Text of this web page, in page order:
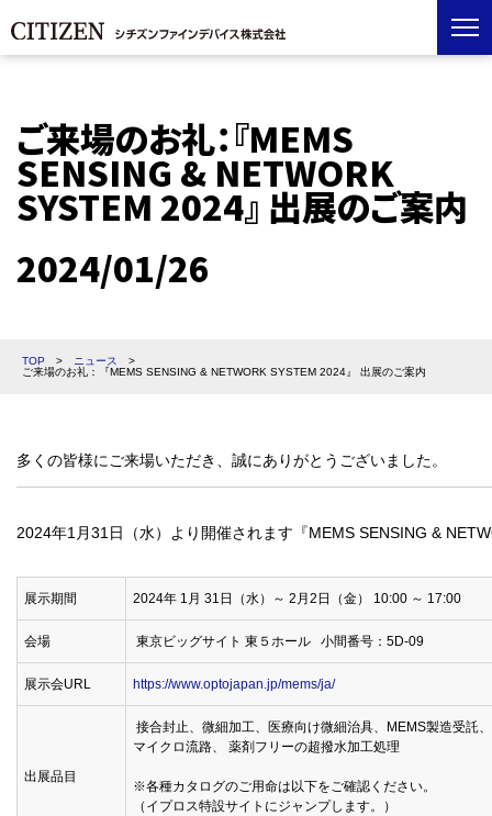
ご来場のお礼：『MEMS
SENSING & NETWORK
SYSTEM 2024』 出展のご案内
2024/01/26
TOP > ニュース
>
ご来場のお礼：『MEMS SENSING & NETWORK SYSTEM 2024』 出展のご案内
多くの皆様にご来場いただき、誠にありがとうございました。
2024年1月31日（水）より開催されます『MEMS SENSING &
展示期間 2024年 1月 31日（水）～ 2月2日（金） 10:00 ～ 17:00
会場 東京ビッグサイト 東５ホール 小間番号：5D-09
展示会URL https://www.optojapan.jp/mems/ja/
出展品目
接合封止、微細加工、医療向け微細治具、MEMS製造受託
マイクロ流路、 薬剤フリーの超撥水加工処理
※各種カタログのご用命は以下をご確認ください。
（イプロス特設サイトにジャンプします。）